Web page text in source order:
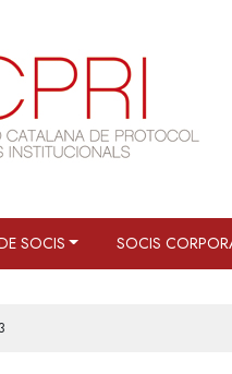
SOCIS SOCIS